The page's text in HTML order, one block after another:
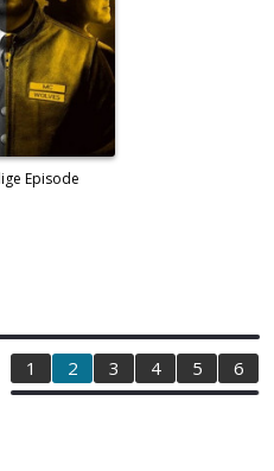
Episode
1 2 3 4 5
6